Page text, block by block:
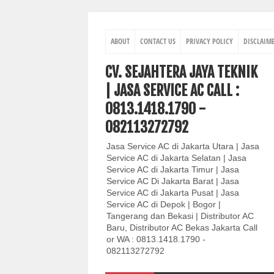
ABOUT CONTACT US PRIVACY POLICY
CV. SEJAHTERA JAYA TEKNIK
| JASA SERVICE AC CALL :
0813.1418.1790 -
082113272792
Jasa Service AC di Jakarta Utara | Jasa
Service AC di Jakarta Selatan | Jasa
Service AC di Jakarta Timur | Jasa
Service AC Di Jakarta Barat | Jasa
Service AC di Jakarta Pusat | Jasa
Service AC di Depok | Bogor |
Tangerang dan Bekasi | Distributor AC
Baru, Distributor AC Bekas Jakarta Call
or WA : 0813.1418.1790 -
082113272792